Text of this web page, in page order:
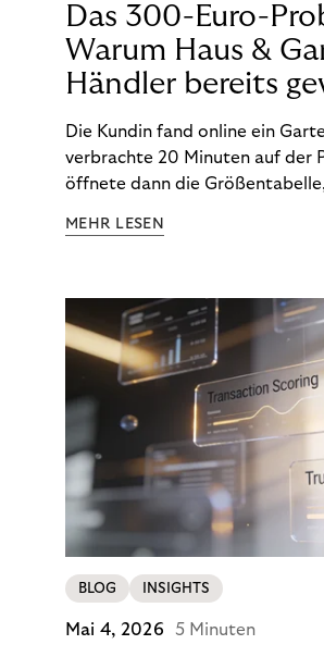
Das 300-Euro-
Warum Haus &
Händler bereits
Umsätze verlieren
Die Kundin fand online ein
verbrachte 20 Minuten auf der
öffnete dann die
dann … schloss sie den Tab. Nicht etwa, weil sie es
einem Klick eine Entscheidung
MEHR LESEN
BLOG INSIGHTS
Mai 4, 2026 5 Minuten